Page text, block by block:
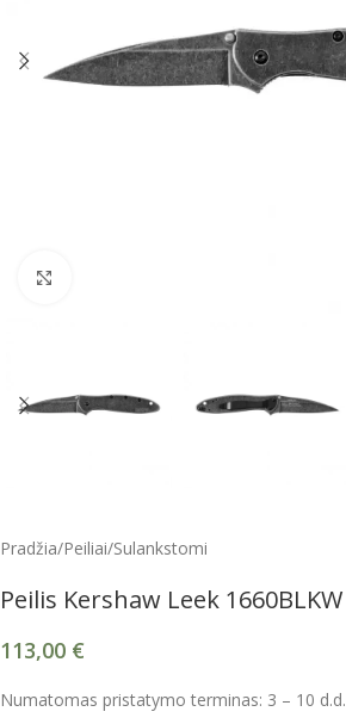
Pradžia/Peiliai/Sulankstomi
Peilis Kershaw Leek 1660BLKW
113,00 €
Numatomas pristatymo terminas: 3 – 10 d.d.